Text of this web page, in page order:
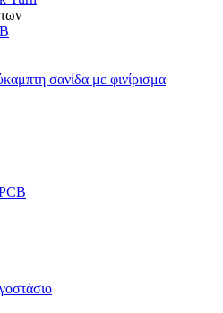
σανίδα με φινίρισμα